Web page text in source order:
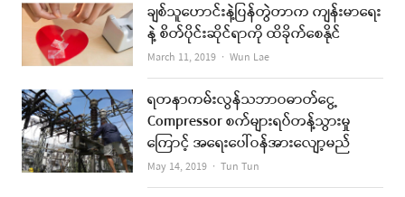
ချစ်သူဟောင်းနဲ့ပြန်တွဲတာက ကျန်းမာရေး
နဲ့ စိတ်ပိုင်းဆိုင်ရာကို ထိခိုက်စေနိုင်
March 11, 2019 Author
Wun Lae
ရတနာကမ်းလွန်သဘာဝဓာတ်ငွေ့
Compressor စက်များရပ်တန့်သွားမှု
ကြောင့် အရေးပေါ်ဝန်အားလျော့မည်
May 14, 2019 Author
Tun Tun